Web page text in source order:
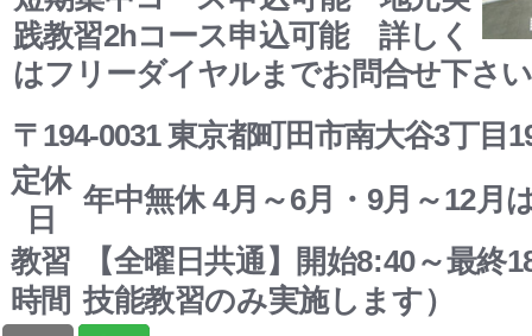
践教習2hコース申込可能 詳しく
はフリーダイヤルまでお問合せ下さ
〒194-0031 東京都町田市南大谷3丁目
定休
日
年中無休 4月～6月・9月～12月
教習
時間
【全曜日共通】開始8:40～最終
技能教習のみ実施します）